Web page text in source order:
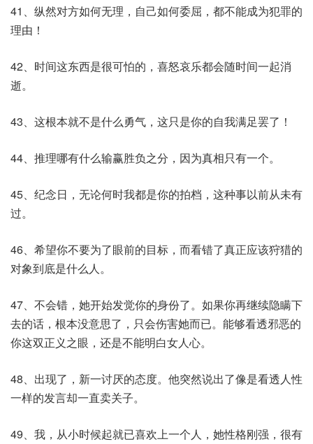
41、纵然对方如何无理，自己如何委屈，都不能成为犯罪的
理由！
42、时间这东西是很可怕的，喜怒哀乐都会随时间一起消
逝。
43、这根本就不是什么勇气，这只是你的自我满足罢了！
44、推理哪有什么输赢胜负之分，因为真相只有一个。
45、纪念日，无论何时我都是你的拍档，这种事以前从未有
过。
46、希望你不要为了眼前的目标，而看错了真正应该狩猎的
对象到底是什么人。
47、不会错，她开始发觉你的身份了。如果你再继续隐瞒下
去的话，根本没意思了，只会伤害她而已。能够看透邪恶的
你这双正义之眼，还是不能明白女人心。
48、出现了，新一讨厌的态度。他突然说出了像是看透人性
一样的发言却一直卖关子。
49、我，从小时候起就已喜欢上一个人，她性格刚强，很有